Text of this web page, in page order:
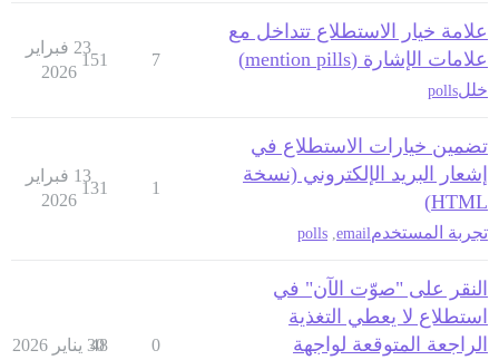
علامة خيار الاستطلاع تتداخل مع
علامات الإشارة (mention pills)
خللpolls
7
151
23 فبراير
2026
تضمين خيارات الاستطلاع في
إشعار البريد الإلكتروني (نسخة
HTML)
تجربة المستخدمemail
polls
1
131
13 فبراير
2026
النقر على "صوّت الآن" في
استطلاع لا يعطي التغذية
الراجعة المتوقعة لواجهة
0
48
30 يناير 2026